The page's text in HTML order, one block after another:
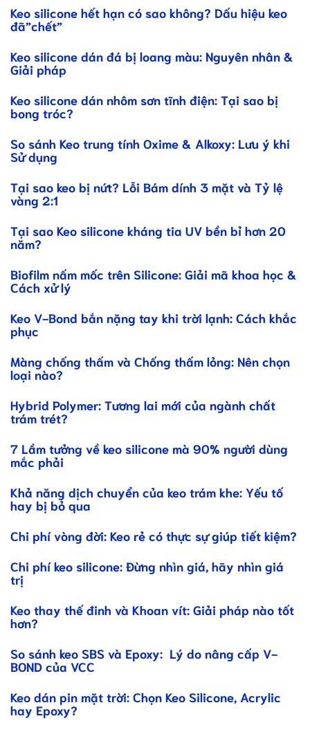
Keo silicone hết hạn có sao không? Dấu hiệu keo
đã”chết”
Keo silicone dán đá bị loang màu: Nguyên nhân &
Giải pháp
Keo silicone dán nhôm sơn tĩnh điện: Tại sao bị
bong tróc?
So sánh Keo trung tính Oxime & Alkoxy: Lưu ý khi
Sử dụng
Tại sao keo bị nứt? Lỗi Bám dính 3 mặt và Tỷ lệ
vàng 2:1
Tại sao Keo silicone kháng tia UV bền bỉ hơn 20
năm?
Biofilm nấm mốc trên Silicone: Giải mã khoa học &
Cách xử lý
Keo V-Bond bắn nặng tay khi trời lạnh: Cách khắc
phục
Màng chống thấm và Chống thấm lỏng: Nên chọn
loại nào?
Hybrid Polymer: Tương lai mới của ngành chất
trám trét?
7 Lầm tưởng về keo silicone mà 90% người dùng
mắc phải
Khả năng dịch chuyển của keo trám khe: Yếu tố
hay bị bỏ qua
Chi phí vòng đời: Keo rẻ có thực sự giúp tiết kiệm?
Chi phí keo silicone: Đừng nhìn giá, hãy nhìn giá
trị
Keo thay thế đinh và Khoan vít: Giải pháp nào tốt
hơn?
So sánh keo SBS và Epoxy: Lý do nâng cấp V-
BOND của VCC
Keo dán pin mặt trời: Chọn Keo Silicone, Acrylic
hay Epoxy?